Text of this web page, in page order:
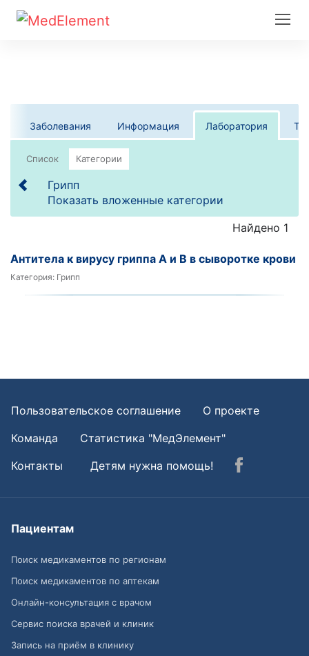
Заболевания Информация Лаборатория
Список Категории
Грипп
Показать вложенные категории
Найдено 1
Антитела к вирусу гриппа А и В в сыворотке крови
Категория: Грипп
Пользовательское соглашение
О проекте
Команда
Статистика "МедЭлемент"
Контакты
Детям нужна помощь!
Пациентам
Поиск медикаментов по регионам
Поиск медикаментов по аптекам
Онлайн-консультация с врачом
Сервис поиска врачей и клиник
Запись на приём в клинику